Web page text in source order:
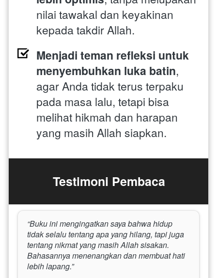
nilai tawakal dan keyakinan
kepada takdir Allah.
Menjadi teman refleksi untuk
menyembuhkan luka batin,
agar Anda tidak terus terpaku
pada masa lalu, tetapi bisa
melihat hikmah dan harapan
yang masih Allah siapkan.
Testimoni Pembaca
“Buku ini mengingatkan saya bahwa hidup
tidak selalu tentang apa yang hilang, tapi juga
tentang nikmat yang masih Allah sisakan.
Bahasannya menenangkan dan membuat hati
lebih lapang.”